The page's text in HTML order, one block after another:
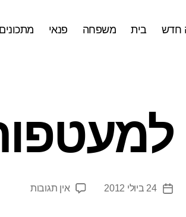
חדש בית משפחה פנאי מתכונים
תאריך
24 ביולי 2012 אין תגובותעל